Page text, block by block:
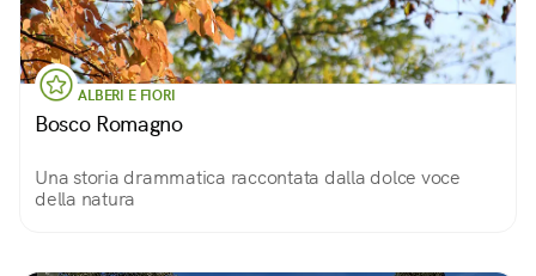
ALBERI E FIORI
Bosco Romagno
Una storia drammatica raccontata dalla dolce voce
della natura